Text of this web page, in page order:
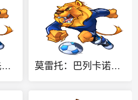
每体：马竞或抢先签下弗拉霍维奇，瑟洛特去留成关键变量 莫雷托：巴列卡诺后卫查瓦里亚即将加盟切尔西，很快就会官方宣布